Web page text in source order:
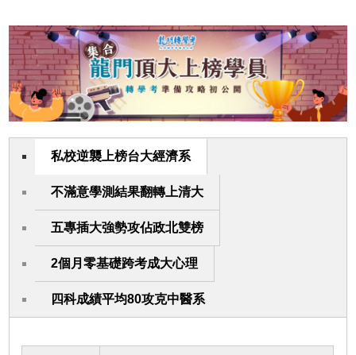
私校逆襲上榜台大經濟系
不滿意學測結果翻轉上清大
五專插大強勢攻佔政北雙榜
2個月零基礎跨考成大心理
四科成績平均80攻克中醫系